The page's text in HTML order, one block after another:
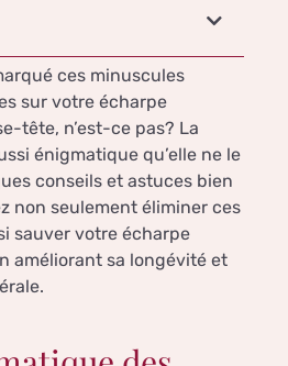
ces minuscules
sur votre écharpe
tête, n’est-ce pas? La
énigmatique qu’elle ne le
conseils et astuces bien
non seulement éliminer ces
sauver votre écharpe
améliorant sa longévité et